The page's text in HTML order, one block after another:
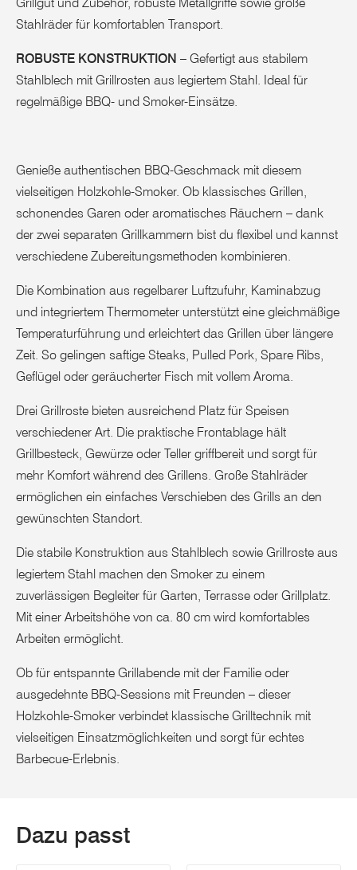
Grillgut und Zubehör, robuste Metallgriffe sowie große
Stahlräder für komfortablen Transport.
ROBUSTE KONSTRUKTION – Gefertigt aus stabilem
Stahlblech mit Grillrosten aus legiertem Stahl. Ideal für
regelmäßige BBQ- und Smoker-Einsätze.
Genieße authentischen BBQ-Geschmack mit diesem
vielseitigen Holzkohle-Smoker. Ob klassisches Grillen,
schonendes Garen oder aromatisches Räuchern – dank
der zwei separaten Grillkammern bist du flexibel und kannst
verschiedene Zubereitungsmethoden kombinieren.
Die Kombination aus regelbarer Luftzufuhr, Kaminabzug
und integriertem Thermometer unterstützt eine gleichmäßige
Temperaturführung und erleichtert das Grillen über längere
Zeit. So gelingen saftige Steaks, Pulled Pork, Spare Ribs,
Geflügel oder geräucherter Fisch mit vollem Aroma.
Drei Grillroste bieten ausreichend Platz für Speisen
verschiedener Art. Die praktische Frontablage hält
Grillbesteck, Gewürze oder Teller griffbereit und sorgt für
mehr Komfort während des Grillens. Große Stahlräder
ermöglichen ein einfaches Verschieben des Grills an den
gewünschten Standort.
Die stabile Konstruktion aus Stahlblech sowie Grillroste aus
legiertem Stahl machen den Smoker zu einem
zuverlässigen Begleiter für Garten, Terrasse oder Grillplatz.
Mit einer Arbeitshöhe von ca. 80 cm wird komfortables
Arbeiten ermöglicht.
Ob für entspannte Grillabende mit der Familie oder
ausgedehnte BBQ-Sessions mit Freunden – dieser
Holzkohle-Smoker verbindet klassische Grilltechnik mit
vielseitigen Einsatzmöglichkeiten und sorgt für echtes
Barbecue-Erlebnis.
Dazu passt